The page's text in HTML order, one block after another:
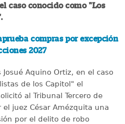
caso conocido como "Los
compras por excepción
2027
Aquino Ortiz, en el caso
de los Capitol" el
al Tribunal Tercero de
juez César Amézquita una
por el delito de robo